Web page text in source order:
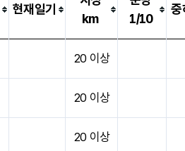
현재일기
km
1/10
중
20 이상
20 이상
20 이상